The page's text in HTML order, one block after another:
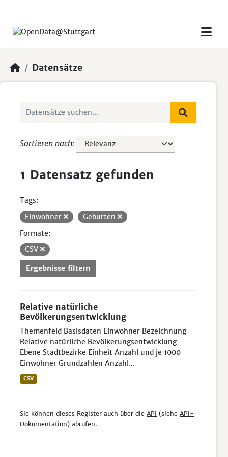
Datensätze
Sortieren nach
1 Datensatz gefunden
Tags:
Einwohner
Geburten
Formate:
CSV
Ergebnisse filtern
Relative natürliche
Bevölkerungsentwicklung
Themenfeld Basisdaten Einwohner Bezeichnung
Relative natürliche Bevölkerungsentwicklung
Ebene Stadtbezirke Einheit Anzahl und je 1000
Einwohner Grundzahlen Anzahl...
CSV
Sie können dieses Register auch über die API (siehe API-
Dokumentation) abrufen.